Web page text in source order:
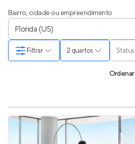
Bairro, cidade ou empreendimento
2 quartos Status
Filtrar
Ordenar